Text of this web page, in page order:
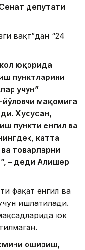
депутати
вақт”дан “24
юқорида
пунктларини
учун”
мақомига
Хусусан,
пункти енгил ва
катта
товарларни
– деди Алишер
фақат енгил ва
ишлатилади.
юк
ошириш,